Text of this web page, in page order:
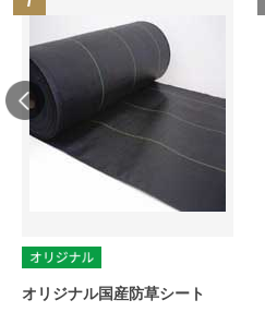
オリジナル国産防草シート